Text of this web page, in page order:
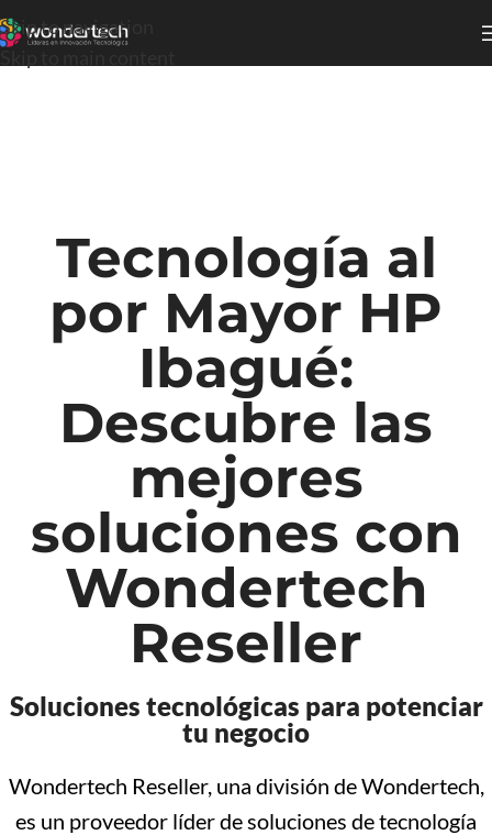
Skip to navigation
Tecnología al
por Mayor HP
Ibagué:
Descubre las
mejores
soluciones con
Wondertech
Reseller
Soluciones tecnológicas para potenciar
tu negocio
Wondertech Reseller, una división de Wondertech,
es un proveedor líder de soluciones de tecnología